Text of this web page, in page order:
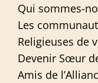
Qui sommes-
Les
Religieuses de
Devenir Sœur
Amis de